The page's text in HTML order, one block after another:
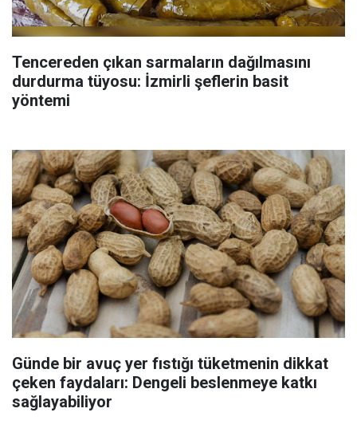
Tencereden çıkan sarmaların dağılmasını
durdurma tüyosu: İzmirli şeflerin basit
yöntemi
Günde bir avuç yer fıstığı tüketmenin dikkat
çeken faydaları: Dengeli beslenmeye katkı
sağlayabiliyor